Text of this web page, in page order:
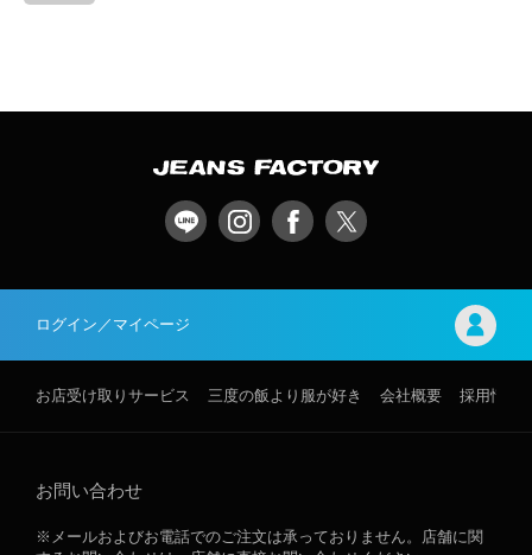
ログイン／マイページ
お店受け取りサービス 三度の飯より服が好き 会社概要 採用情報
お問い合わせ
※メールおよびお電話でのご注文は承っておりません。店舗に関